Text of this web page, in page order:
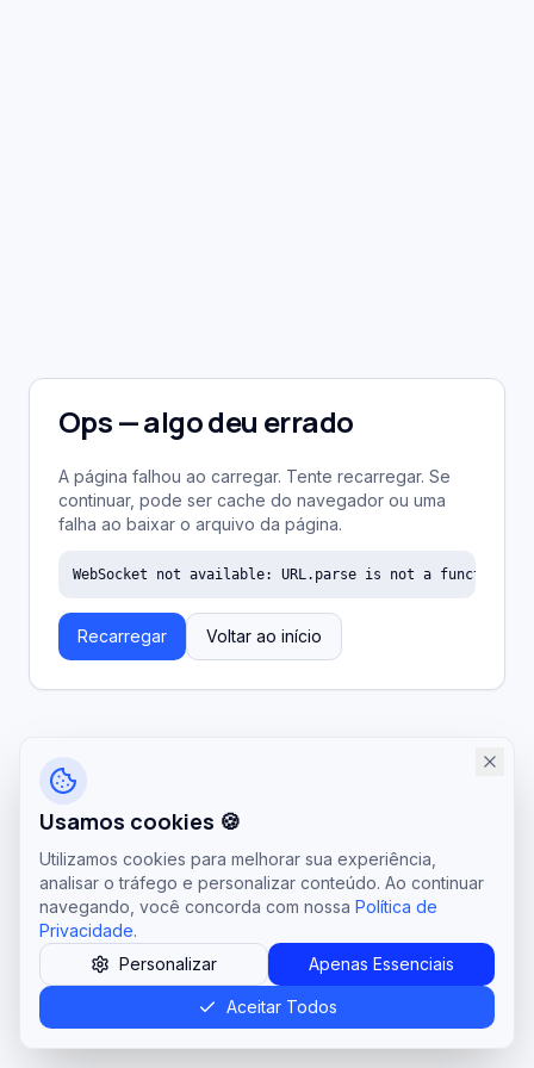
Ops — algo deu errado
A página falhou ao carregar. Tente recarregar. Se
continuar, pode ser cache do navegador ou uma
falha ao baixar o arquivo da página.
WebSocket not available: URL.parse is not a function
Recarregar Voltar ao início
Usamos cookies 🍪
Utilizamos cookies para melhorar sua experiência,
analisar o tráfego e personalizar conteúdo. Ao continuar
navegando, você concorda com nossa Política de
Privacidade.
Personalizar
Apenas Essenciais
Aceitar Todos